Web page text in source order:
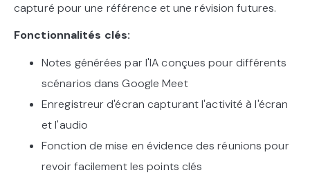
capturé pour une référence et une révision futures.
Fonctionnalités clés:
Notes générées par l'IA conçues pour différents
scénarios dans Google Meet
Enregistreur d'écran capturant l'activité à l'écran
et l'audio
Fonction de mise en évidence des réunions pour
revoir facilement les points clés